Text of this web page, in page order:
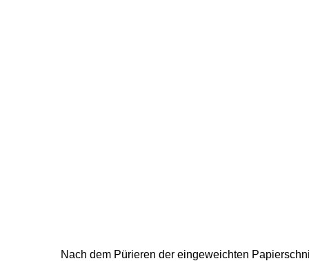
Nach dem Pürieren der eingeweichten